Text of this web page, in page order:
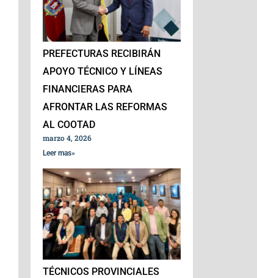
PREFECTURAS RECIBIRÁN
APOYO TÉCNICO Y LÍNEAS
FINANCIERAS PARA
AFRONTAR LAS REFORMAS
AL COOTAD
marzo 4, 2026
Leer mas»
TÉCNICOS PROVINCIALES